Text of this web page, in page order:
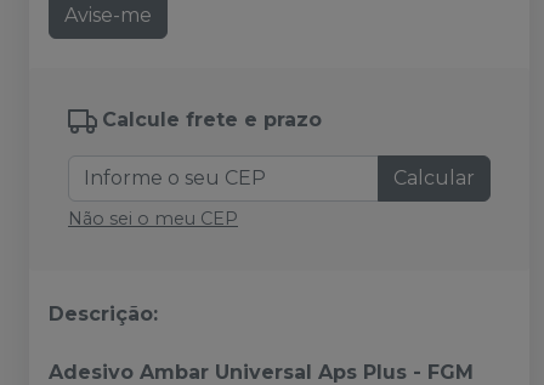
Avise-me
Calcule frete e prazo
Calcular
Não sei o meu CEP
Descrição:
Adesivo Ambar Universal Aps Plus - FGM